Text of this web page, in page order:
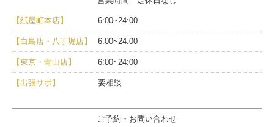
【紙屋町本店】 6:00~24:00
【白島店・八丁堀店】 6:00~24:00
【東京・青山店】 6:00~24:00
【出張サポ】 要相談
ご予約・お問い合わせ